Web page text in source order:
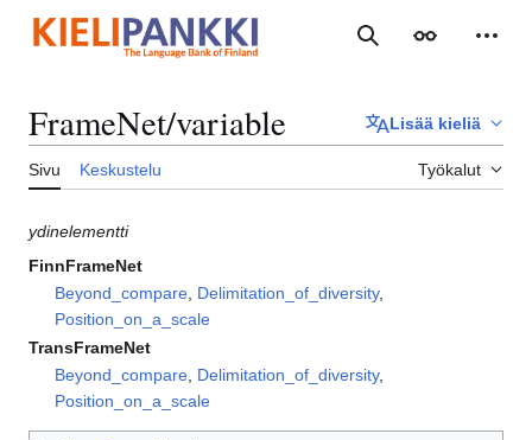
sisältöön
Haku Ulkoasu
FrameNet/variable Lisää kieliä
Sivu Keskustelu Työkalut
ydinelementti
FinnFrameNet
Beyond_compare, Delimitation_of_diversity,
Position_on_a_scale
TransFrameNet
Beyond_compare, Delimitation_of_diversity,
Position_on_a_scale